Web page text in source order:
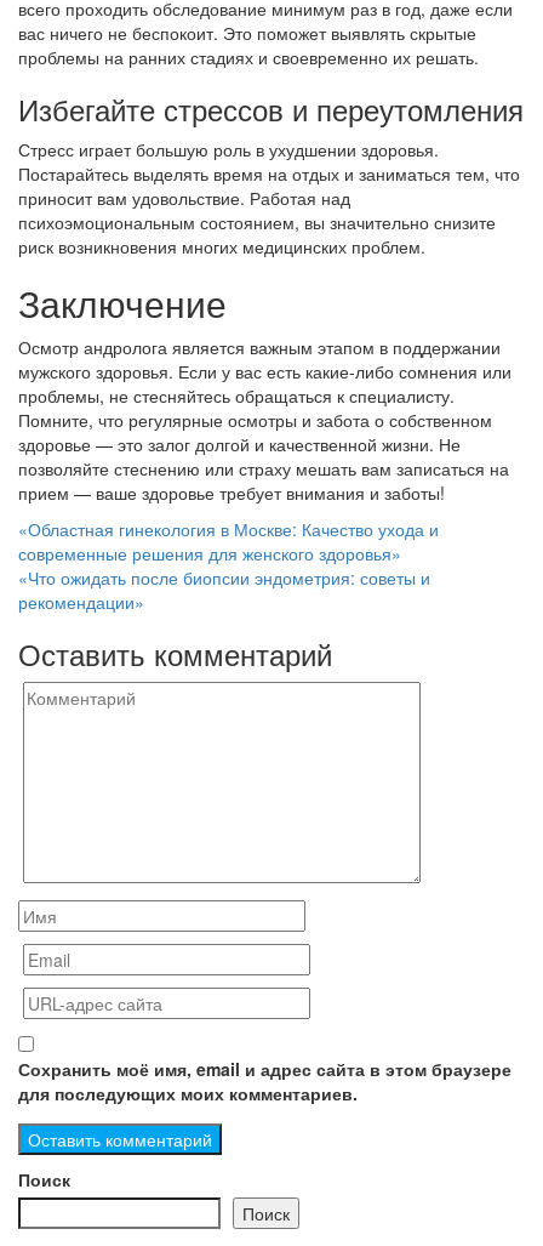
всего проходить обследование минимум раз в год, даже если
вас ничего не беспокоит. Это поможет выявлять скрытые
проблемы на ранних стадиях и своевременно их решать.
Избегайте стрессов и переутомления
Стресс играет большую роль в ухудшении здоровья.
Постарайтесь выделять время на отдых и заниматься тем, что
приносит вам удовольствие. Работая над
психоэмоциональным состоянием, вы значительно снизите
риск возникновения многих медицинских проблем.
Заключение
Осмотр андролога является важным этапом в поддержании
мужского здоровья. Если у вас есть какие-либо сомнения или
проблемы, не стесняйтесь обращаться к специалисту.
Помните, что регулярные осмотры и забота о собственном
здоровье — это залог долгой и качественной жизни. Не
позволяйте стеснению или страху мешать вам записаться на
прием — ваше здоровье требует внимания и заботы!
Навигация
по
записям
«Областная гинекология в Москве: Качество ухода и
современные решения для женского здоровья»
«Что ожидать после биопсии эндометрия: советы и
рекомендации»
Оставить комментарий
Сохранить моё имя, email и адрес сайта в этом браузере
для последующих моих комментариев.
Поиск
Поиск